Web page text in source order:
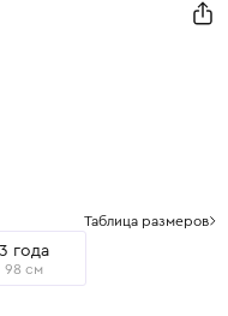
Таблица размеров
3 года
98 см